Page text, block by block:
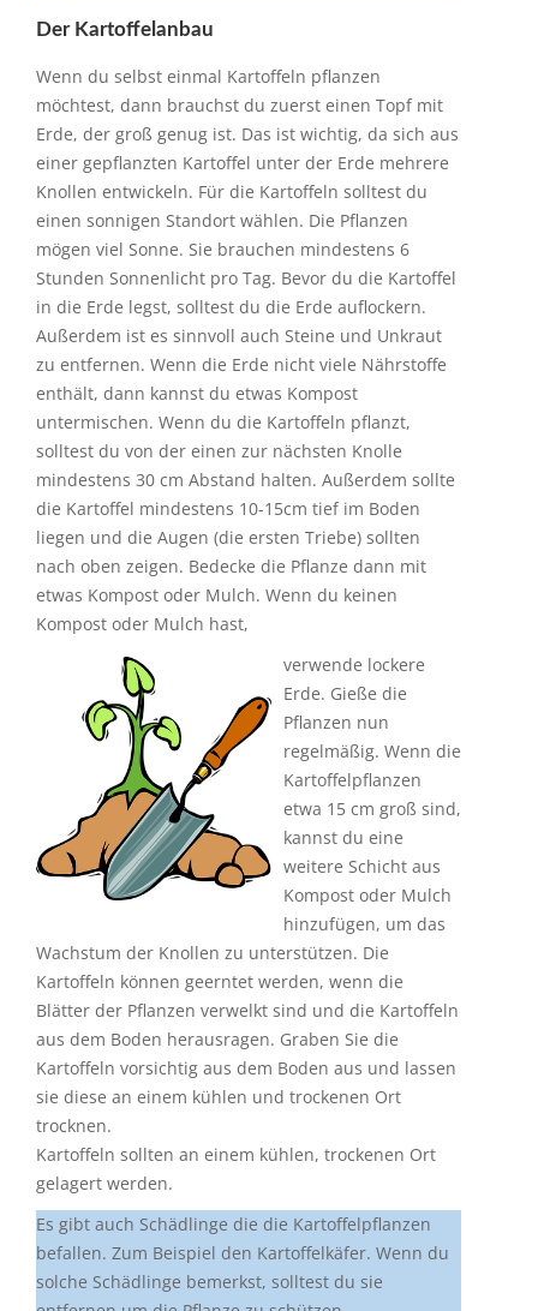
Wenn du selbst einmal Kartoffeln pflanzen
möchtest, dann brauchst du zuerst einen Topf mit
Erde, der groß genug ist. Das ist wichtig, da sich aus
einer gepflanzten Kartoffel unter der Erde mehrere
Knollen entwickeln. Für die Kartoffeln solltest du
einen sonnigen Standort wählen. Die Pflanzen
mögen viel Sonne. Sie brauchen mindestens 6
Stunden Sonnenlicht pro Tag. Bevor du die Kartoffel
in die Erde legst, solltest du die Erde auflockern.
Außerdem ist es sinnvoll auch Steine und Unkraut
zu entfernen. Wenn die Erde nicht viele Nährstoffe
enthält, dann kannst du etwas Kompost
untermischen. Wenn du die Kartoffeln pflanzt,
solltest du von der einen zur nächsten Knolle
mindestens 30 cm Abstand halten. Außerdem sollte
die Kartoffel mindestens 10-15cm tief im Boden
liegen und die Augen (die ersten Triebe) sollten
nach oben zeigen. Bedecke die Pflanze dann mit
etwas Kompost oder Mulch. Wenn du keinen
Kompost oder Mulch hast,
verwende lockere
Erde. Gieße die
Pflanzen nun
regelmäßig. Wenn die
Kartoffelpflanzen
etwa 15 cm groß sind,
kannst du eine
weitere Schicht aus
Kompost oder Mulch
hinzufügen, um das
Wachstum der Knollen zu unterstützen. Die
Kartoffeln können geerntet werden, wenn die
Blätter der Pflanzen verwelkt sind und die Kartoffeln
aus dem Boden herausragen. Graben Sie die
Kartoffeln vorsichtig aus dem Boden aus und lassen
sie diese an einem kühlen und trockenen Ort
trocknen.
Kartoffeln sollten an einem kühlen, trockenen Ort
gelagert werden.
Es gibt auch Schädlinge die die Kartoffelpflanzen
befallen. Zum Beispiel den Kartoffelkäfer. Wenn du